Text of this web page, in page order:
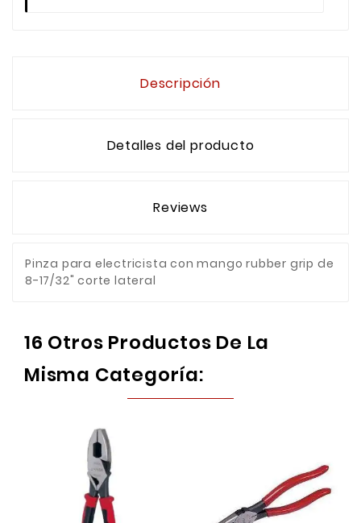
Descripción
Detalles del producto
Reviews
Pinza para electricista con mango rubber grip de
8-17/32" corte lateral
16 Otros Productos De La
Misma Categoría: